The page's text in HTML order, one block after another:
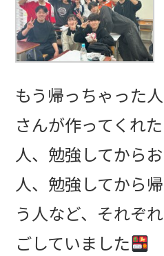
もう帰っちゃった
さんが作ってくれ
人、勉強してから
人、勉強してから
う人など、それぞ
ごしていました